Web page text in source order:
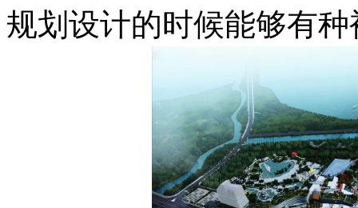
规划设计的时候能够有